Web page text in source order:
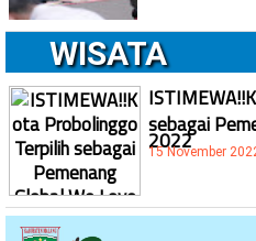
WISATA
sebagai
2022
15 November